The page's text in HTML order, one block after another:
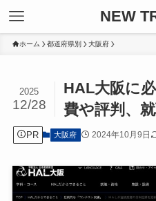
NEW
ホーム 都道府県別 大阪府
HAL大阪に
費や評判、
2025
12/28
PR 大阪府 2024年10月9日